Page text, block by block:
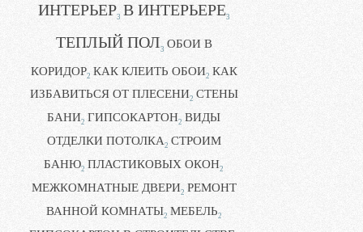
ИНТЕРЬЕР3 В ИНТЕРЬЕРЕ3
ТЕПЛЫЙ ПОЛ3 ОБОИ В
КОРИДОР2 КАК КЛЕИТЬ ОБОИ2 КАК
ИЗБАВИТЬСЯ ОТ ПЛЕСЕНИ2 СТЕНЫ
БАНИ2 ГИПСОКАРТОН2 ВИДЫ
ОТДЕЛКИ ПОТОЛКА2 СТРОИМ
БАНЮ2 ПЛАСТИКОВЫХ ОКОН2
МЕЖКОМНАТНЫЕ ДВЕРИ2 РЕМОНТ
ВАННОЙ КОМНАТЫ2 МЕБЕЛЬ2